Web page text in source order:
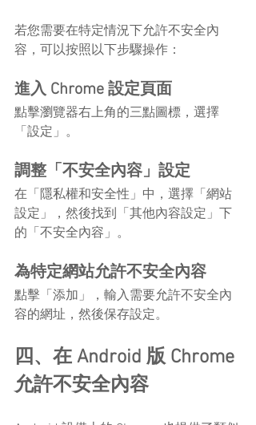
若您需要在特定情況下允許不安全內
容，可以按照以下步驟操作：
進入 Chrome 設定頁面
點擊瀏覽器右上角的三點圖標，選擇
「設定」。
調整「不安全內容」設定
在「隱私權和安全性」中，選擇「網站
設定」，然後找到「其他內容設定」下
的「不安全內容」。
為特定網站允許不安全內容
點擊「添加」，輸入需要允許不安全內
容的網址，然後保存設定。
四、在 Android 版 Chrome
允許不安全內容